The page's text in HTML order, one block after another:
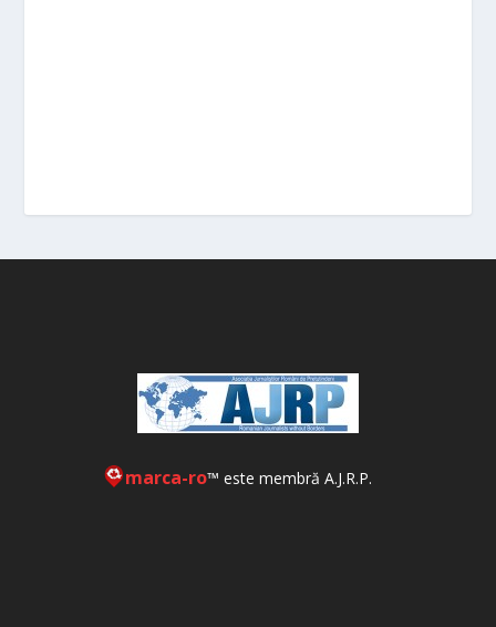
marca-ro™ este membră A.J.R.P.